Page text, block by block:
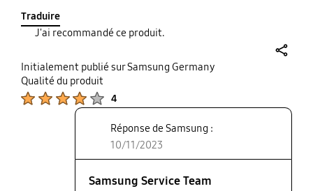
ein ⁸ k oder gar ein 12 k Bild ultra hd habe ich leider
kein Geld. Aber man schätzt das heutige Gerät
Traduire
J'ai recommandé ce produit.
Initialement publié sur Samsung Germany
Qualité du produit
4
Réponse de Samsung :
10/11/2023
Samsung Service Team